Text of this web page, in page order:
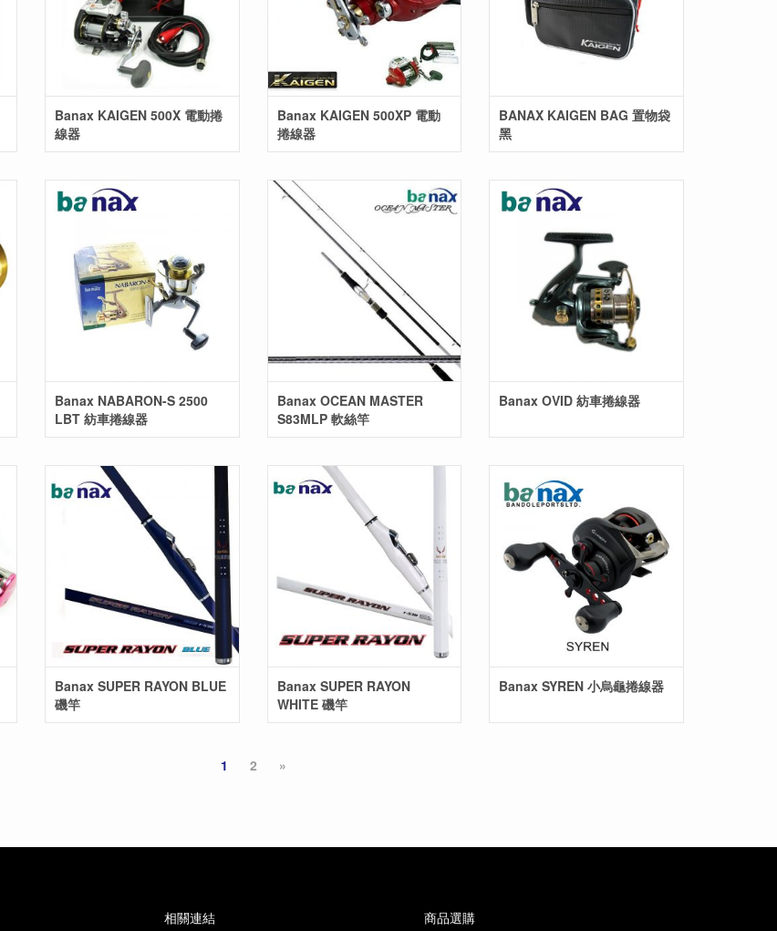
Banax KAIGEN 500X 電動捲
線器
Banax KAIGEN 500XP 電動
捲線器
BANAX KAIGEN BAG 置物袋
黑
Banax NABARON-S 2500
LBT 紡車捲線器
Banax OCEAN MASTER
S83MLP 軟絲竿
Banax OVID 紡車捲線器
Banax SUPER RAYON BLUE
磯竿
Banax SUPER RAYON
WHITE 磯竿
Banax SYREN 小烏龜捲線器
1 2 »
相關連結 商品選購